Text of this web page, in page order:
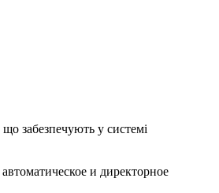
забезпечують у системі
и директорное